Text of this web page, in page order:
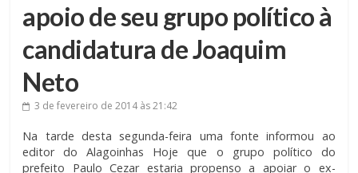
apoio de seu grupo político à
candidatura de Joaquim
Neto
3 de fevereiro de 2014às 21:42
Na tarde desta segunda-feira uma fonte informou ao
editor do Alagoinhas Hoje que o grupo político do
prefeito Paulo Cezar estaria propenso a apoiar o ex-